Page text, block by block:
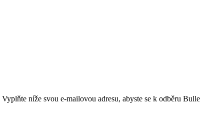
níže svou e-mailovou adresu, abyste se k odběru